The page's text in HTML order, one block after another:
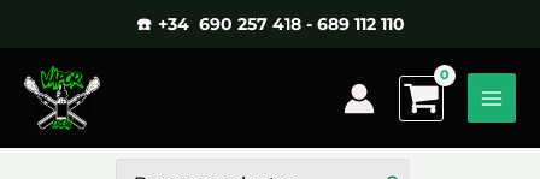
contenido
☎️ +34 690 257 418 - 689 112 110